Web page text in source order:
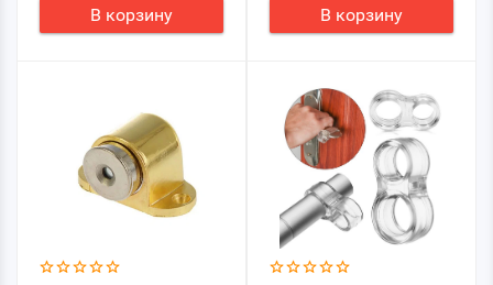
В корзину
В корзину